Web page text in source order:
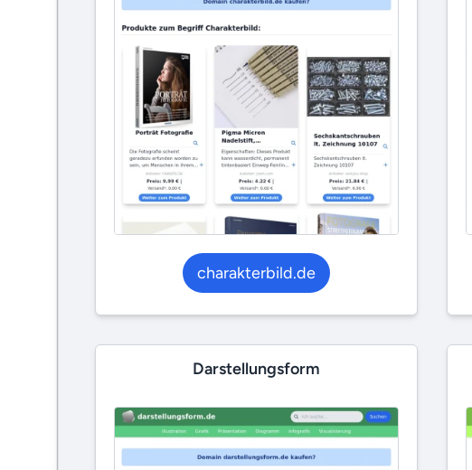
charakterbild.de
Darstellungsform